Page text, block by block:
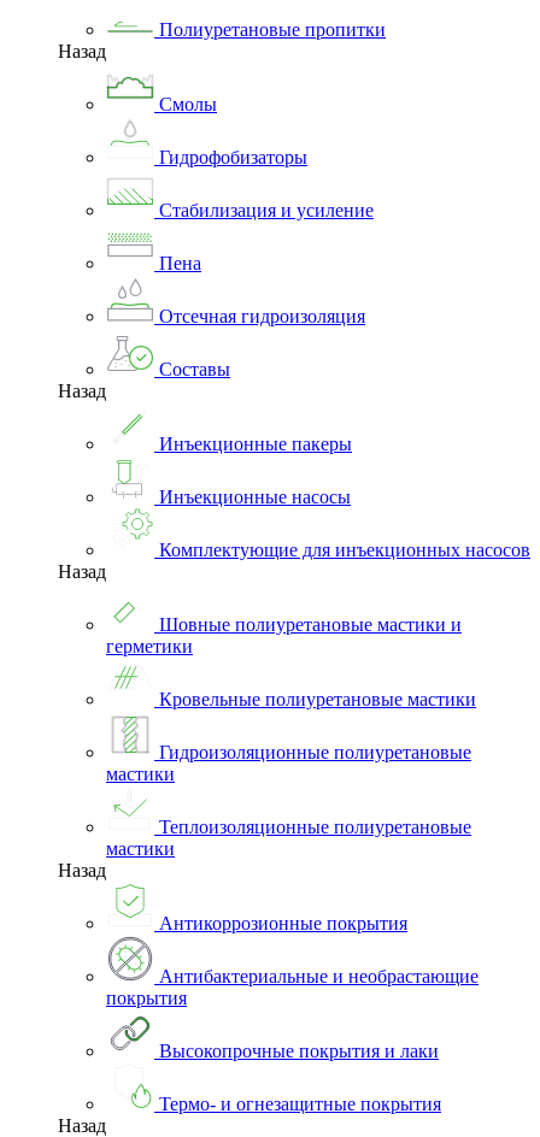
Полиуретановые пропитки
Назад
Смолы
Гидрофобизаторы
Стабилизация и усиление
Пена
Отсечная гидроизоляция
Составы
Назад
Инъекционные пакеры
Инъекционные насосы
Комплектующие для инъекционных насосов
Назад
Шовные полиуретановые мастики и
герметики
Кровельные полиуретановые мастики
Гидроизоляционные полиуретановые
мастики
Теплоизоляционные полиуретановые
мастики
Назад
Антикоррозионные покрытия
Антибактериальные и необрастающие
покрытия
Высокопрочные покрытия и лаки
Термо- и огнезащитные покрытия
Назад